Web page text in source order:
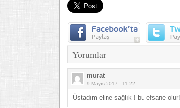
Yorumlar
murat
9 Mayıs 2017 - 11:22
Üstadım eline sağlık ! bu efsane olur!